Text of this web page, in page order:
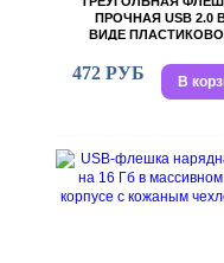
ПРОЧНАЯ USB 2.0
ВИДЕ
НАНЕСЕНИЕ
ЛОГОТИПА, 32GB,
5,5 Х 0,3 СМ
472 РУБ В